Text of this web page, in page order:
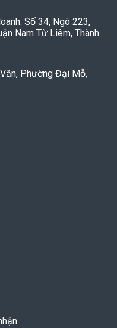
Số 34, Ngõ 223,
Nam Từ Liêm, Thành
Phường Đại Mỗ,